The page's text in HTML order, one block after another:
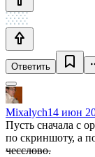
Ответить
Mixalych14 июн
Пусть сначала с
по скриншоту, а
чесслово.